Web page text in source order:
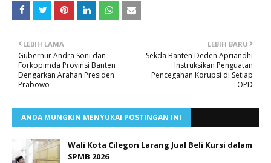
LEBIH BARU
Sekda Banten Deden Apriandhi
Instruksikan Penguatan
Pencegahan Korupsi di Setiap
OPD
LEBIH LAMA
Gubernur Andra Soni dan
Forkopimda Provinsi Banten
Dengarkan Arahan Presiden
Prabowo
ANDA MUNGKIN MENYUKAI POSTINGAN INI
Wali Kota Cilegon Larang Jual Beli Kursi dalam
SPMB 2026